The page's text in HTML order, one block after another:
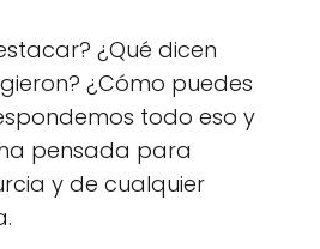
¿Qué dicen
¿Cómo puedes
todo eso y
pensada para
y de cualquier